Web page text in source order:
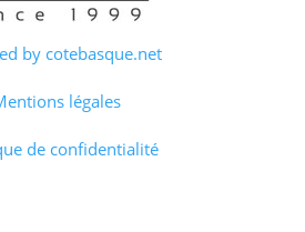
by cotebasque.net
légales
de confidentialité